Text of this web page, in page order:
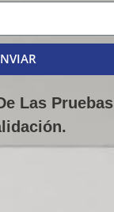
Las Pruebas